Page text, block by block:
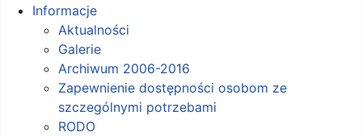
Informacje
Aktualności
Galerie
Archiwum 2006-2016
Zapewnienie dostępności osobom ze
szczególnymi potrzebami
RODO